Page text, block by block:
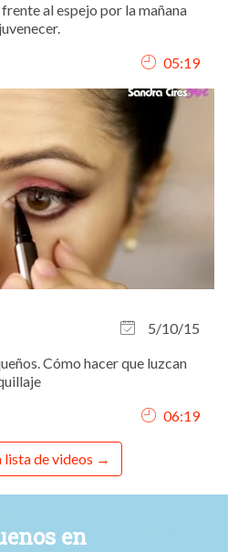
al espejo por la mañana
05:19
5/10/15
Cómo hacer que luzcan
06:19
lista de videos
en